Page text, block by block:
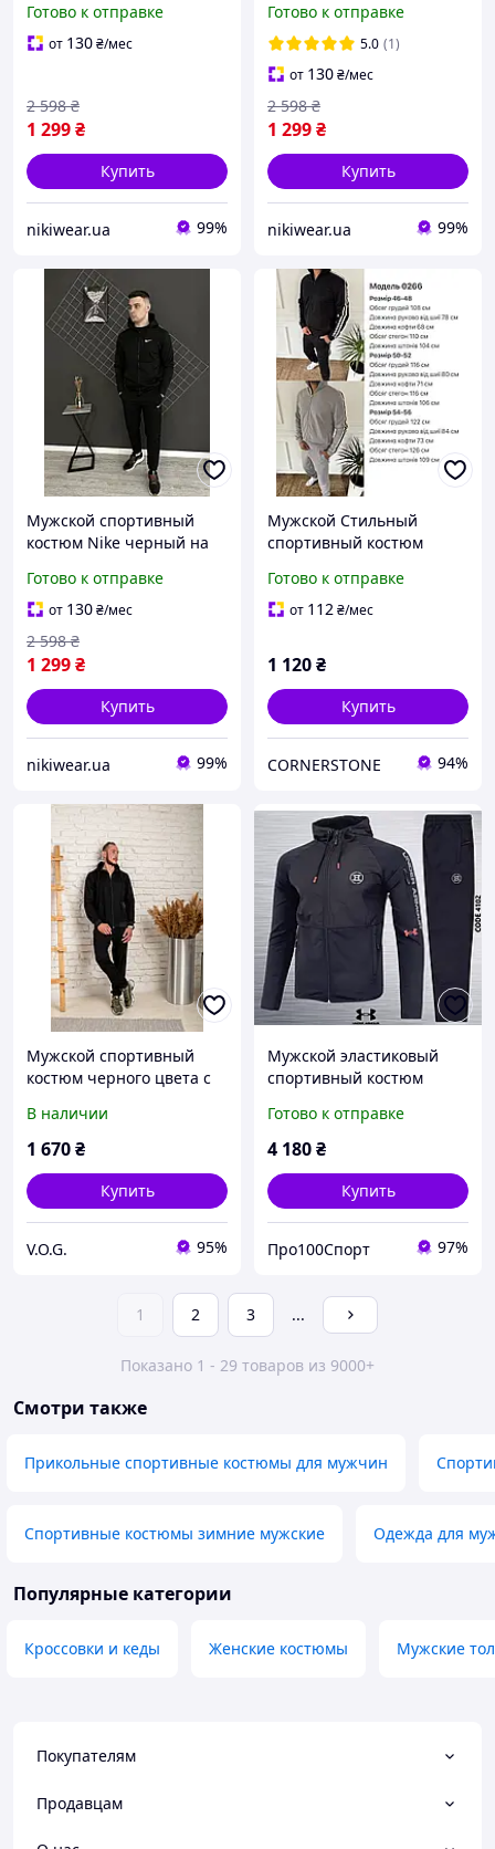
осенний костюм Адидас
черный Кофта и Штаны
Готово к отправке
от 130₴/мес
1 299₴
2 598 ₴
Купить
nikiwear.ua 99%
Весенний осенний
костюм TNF черный
Кофта и Штаны
Готово к отправке
5.0 (1)
от 130₴/мес
1 299₴
2 598 ₴
Купить
nikiwear.ua 99%
Мужской спортивный
костюм Nike черный на
осенний костюм Найк
черный Кофта и Штаны
Готово к отправке
от 130₴/мес
1 299₴
2 598 ₴
Купить
nikiwear.ua 99%
Мужской Стильный
спортивный костюм
56,черный, графит,
серый.
Готово к отправке
от 112₴/мес
1 120₴
Купить
CORNERSTONE 94%
Мужской спортивный
костюм черного цвета с
брюками двухнить
В наличии
1 670₴
Купить
V.O.G. 95%
Мужской эластиковый
спортивный костюм
Готово к отправке
4 180₴
Купить
Про100Спорт 97%
1 2 3 ...
Показано 1 - 29 товаров из 9000+
Смотри также
Прикольные спортивные костюмы для мужчин
Спортивные костюмы зимние мужские Одежда для
Популярные категории
Кроссовки и кеды Женские костюмы Мужские
Покупателям
Продавцам